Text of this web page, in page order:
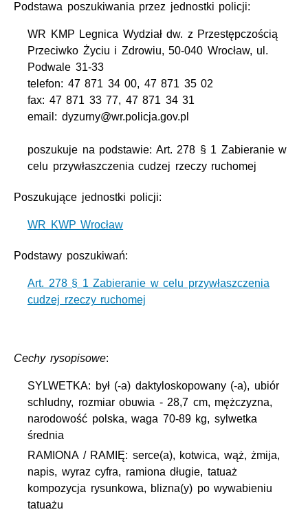
Podstawa poszukiwania przez jednostki policji:
WR KMP Legnica Wydział dw. z Przestępczością
Przeciwko Życiu i Zdrowiu, 50-040 Wrocław, ul.
Podwale 31-33
telefon: 47 871 34 00, 47 871 35 02
fax: 47 871 33 77, 47 871 34 31
email: dyzurny@wr.policja.gov.pl
poszukuje na podstawie: Art. 278 § 1 Zabieranie w
celu przywłaszczenia cudzej rzeczy ruchomej
Poszukujące jednostki policji:
WR KWP Wrocław
Podstawy poszukiwań:
Art. 278 § 1 Zabieranie w celu przywłaszczenia
cudzej rzeczy ruchomej
Cechy rysopisowe:
SYLWETKA: był (-a) daktyloskopowany (-a), ubiór
schludny, rozmiar obuwia - 28,7 cm, mężczyzna,
narodowość polska, waga 70-89 kg, sylwetka
średnia
RAMIONA / RAMIĘ: serce(a), kotwica, wąż, żmija,
napis, wyraz cyfra, ramiona długie, tatuaż
kompozycja rysunkowa, blizna(y) po wywabieniu
tatuażu